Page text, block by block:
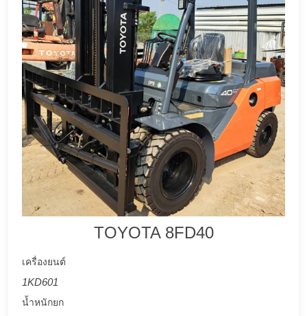
TOYOTA 8FD40
เครื่องยนต์
1KD601
น้ำหนักยก